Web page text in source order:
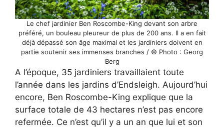
Le chef jardinier Ben Roscombe-King devant son arbre
préféré, un bouleau pleureur de plus de 200 ans. Il a en fait
déjà dépassé son âge maximal et les jardiniers doivent en
partie soutenir ses immenses branches / © Photo : Georg
Berg
A l’époque, 35 jardiniers travaillaient toute
l’année dans les jardins d’Endsleigh. Aujourd’hui
encore, Ben Roscombe-King explique que la
surface totale de 43 hectares n’est pas encore
refermée. Ce n’est qu’il y a un an que lui et son